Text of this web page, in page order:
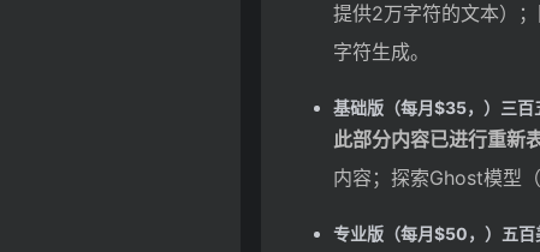
提供2万字符的文本）
字符生成。
基础版（每月$35，） 三百
此部分内容已进行重新
内容；探索Ghost模型
专业版（每月$50，） 五百